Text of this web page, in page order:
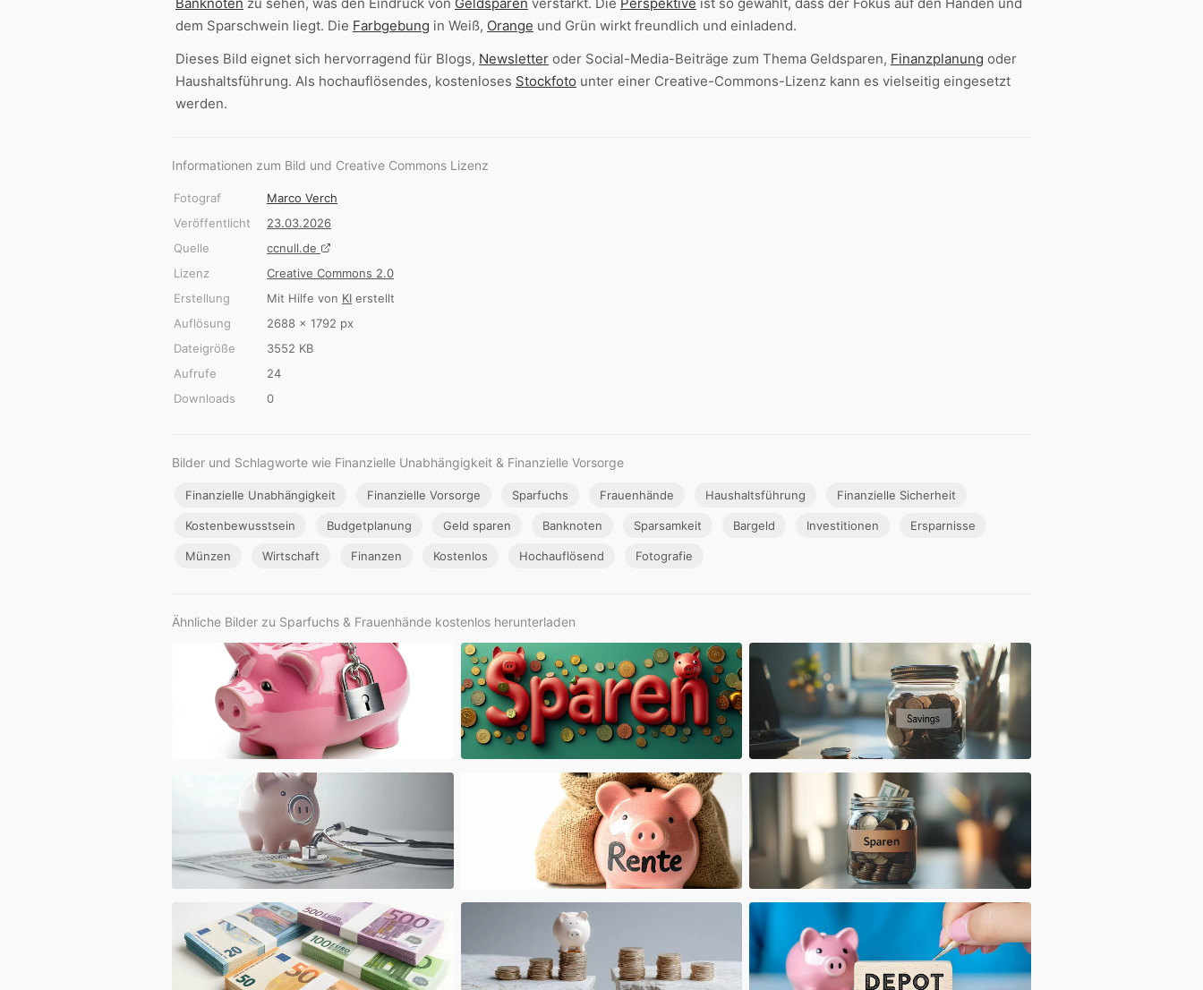
dem Sparschwein liegt. Die Farbgebung in Weiß, Orange und Grün wirkt freundlich und einladend.
Dieses Bild eignet sich hervorragend für Blogs, Newsletter oder Social-Media-Beiträge zum Thema Geldsparen, Finanzplanung oder
Haushaltsführung. Als hochauflösendes, kostenloses Stockfoto unter einer Creative-Commons-Lizenz kann es vielseitig eingesetzt
werden.
Informationen zum Bild und Creative Commons Lizenz
Fotograf
Marco Verch
Veröffentlicht
23.03.2026
Quelle
ccnull.de
Lizenz
Creative Commons 2.0
Erstellung
Mit Hilfe von KI erstellt
Auflösung
2688 × 1792 px
Dateigröße
3552 KB
Aufrufe
24
Downloads
0
Bilder und Schlagworte wie Finanzielle Unabhängigkeit & Finanzielle Vorsorge
Finanzielle Unabhängigkeit Finanzielle Vorsorge Sparfuchs Frauenhände Haushaltsführung Finanzielle Sicherheit
Kostenbewusstsein Budgetplanung Geld sparen Banknoten Sparsamkeit Bargeld Investitionen Ersparnisse
Münzen Wirtschaft Finanzen Kostenlos Hochauflösend Fotografie
Ähnliche Bilder zu Sparfuchs & Frauenhände kostenlos herunterladen